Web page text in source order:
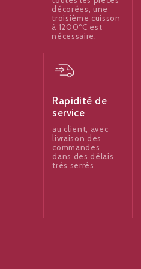
décorées, une
troisième cuisson
à 1200ºC est
nécessaire.
Rapidité de
service
au client, avec
livraison des
commandes
dans des délais
très serrés